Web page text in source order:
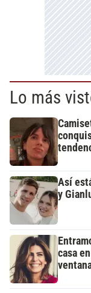
Lo más
Así
y
casa